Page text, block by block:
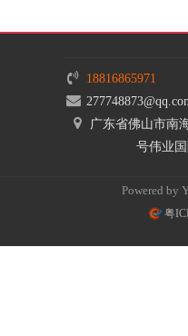
18816865971
广东省佛山市南
号伟业
Powered by
粤